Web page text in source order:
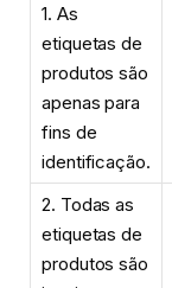
1. As
etiquetas de
produtos são
apenas para
fins de
identificação.
2. Todas as
etiquetas de
produtos são